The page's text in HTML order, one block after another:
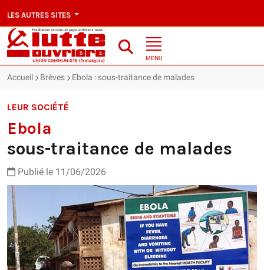
LES AUTRES SITES
MENU
Accueil Brèves Ebola : sous-traitance de malades
LEUR SOCIÉTÉ
Ebola
sous-traitance de malades
Publié le 11/06/2026